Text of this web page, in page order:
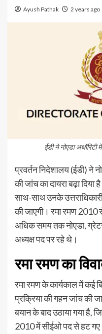
Ayush Pathak 2 years ago
ईडी ने नोएडा अथॉरिटी
प्रवर्तन निदेशालय (ईडी) ने
की जांच का दायरा बढ़ा
साथ-साथ उनके
की जाएगी। रमा रमण
अधिक समय तक नोएडा,
अध्यक्ष पद पर रहे थे।
रमा रमण का
रमा रमण के कार्यकाल में कई
प्रक्रिया की गहन जांच की
बयान के बाद उठाया गया है,
2010 में सीईओ पद से हट